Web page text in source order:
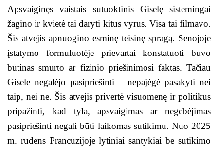
Apsvaiginęs vaistais sutuoktinis Giselę sistemingai
žagino ir kvietė tai daryti kitus vyrus. Visa tai filmavo.
Šis atvejis apnuogino esminę teisinę spragą. Senojoje
įstatymo formuluotėje prievartai konstatuoti buvo
būtinas smurto ar fizinio priešinimosi faktas. Tačiau
Gisele negalėjo pasipriešinti – nepajėgė pasakyti nei
taip, nei ne. Šis atvejis privertė visuomenę ir politikus
pripažinti, kad tyla, apsvaigimas ar negebėjimas
pasipriešinti negali būti laikomas sutikimu. Nuo 2025
m. rudens Prancūzijoje lytiniai santykiai be sutikimo